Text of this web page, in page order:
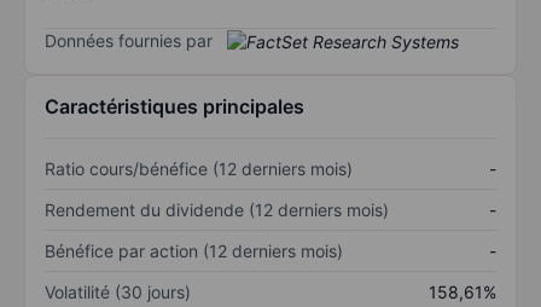
Données fournies par
Caractéristiques principales
Ratio cours/bénéfice (12 derniers mois)
-
Rendement du dividende (12 derniers mois)
-
Bénéfice par action (12 derniers mois)
-
Volatilité (30 jours)
158,61%